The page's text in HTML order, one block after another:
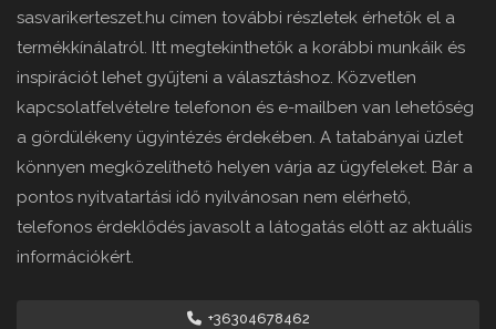
sasvarikerteszet.hu címen további részletek érhetők el a
termékkínálatról. Itt megtekinthetők a korábbi munkáik és
inspirációt lehet gyűjteni a választáshoz. Közvetlen
kapcsolatfelvételre telefonon és e-mailben van lehetőség
a gördülékeny ügyintézés érdekében. A tatabányai üzlet
könnyen megközelíthető helyen várja az ügyfeleket. Bár a
pontos nyitvatartási idő nyilvánosan nem elérhető,
telefonos érdeklődés javasolt a látogatás előtt az aktuális
információkért.
+36304678462